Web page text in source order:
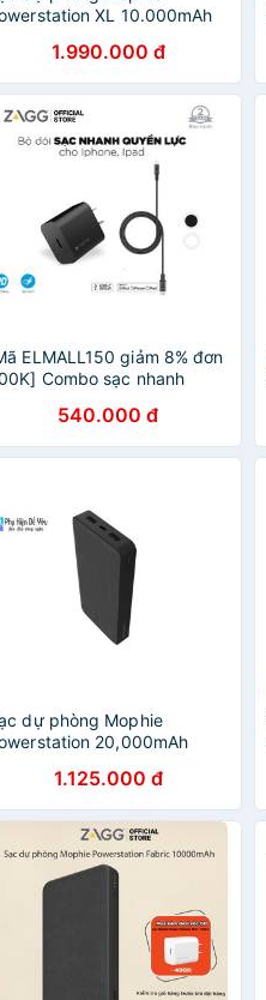
XL 10.000mAh
1.990.000 đ
ELMALL150 giảm 8% đơn
Combo sạc nhanh
iPad
540.000 đ
dự phòng Mophie
20,000mAh
1.125.000 đ